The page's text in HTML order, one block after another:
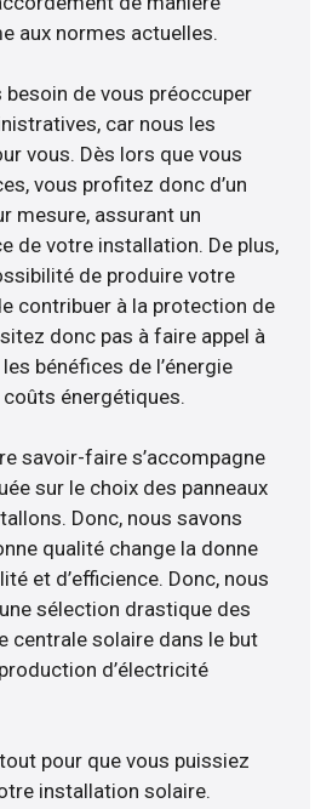
aux normes actuelles.
besoin de vous préoccuper
car nous les
vous. Dès lors que vous
vous profitez donc d’un
mesure, assurant un
de votre installation. De plus,
de produire votre
contribuer à la protection de
donc pas à faire appel à
bénéfices de l’énergie
énergétiques.
savoir-faire s’accompagne
sur le choix des panneaux
Donc, nous savons
qualité change la donne
et d’efficience. Donc, nous
sélection drastique des
centrale solaire dans le but
d’électricité
pour que vous puissiez
installation solaire.